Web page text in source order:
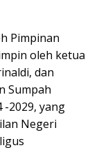
Pimpinan
oleh ketua
dan
Sumpah
2029, yang
Negeri